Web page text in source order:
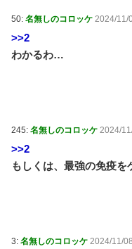
50: 名無しのコロッケ 2024/11/
>>2
わかるわ…
245: 名無しのコロッケ 2024/
>>2
もしくは、最強の免疫を
3: 名無しのコロッケ 2024/11/